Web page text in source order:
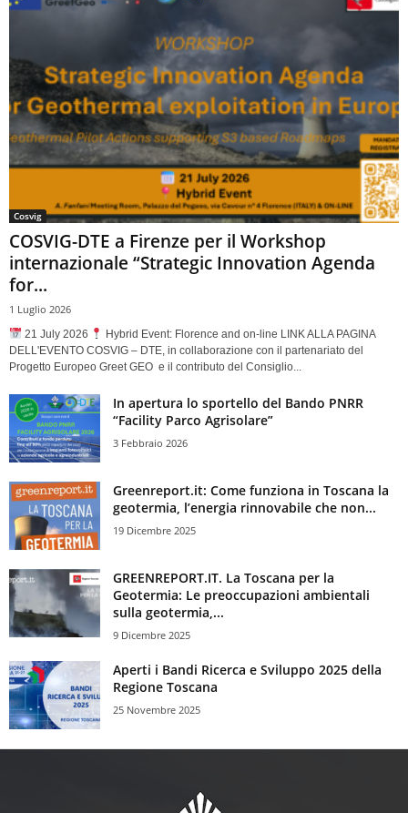
Cosvig
COSVIG-DTE a Firenze per il Workshop
internazionale “Strategic Innovation Agenda
for...
1 Luglio 2026
21 July 2026
Hybrid Event: Florence and on-line LINK ALLA PAGINA
DELL'EVENTO COSVIG – DTE, in collaborazione con il partenariato del
Progetto Europeo Greet GEO e il contributo del Consiglio...
In apertura lo sportello del Bando PNRR
“Facility Parco Agrisolare”
3 Febbraio 2026
Greenreport.it: Come funziona in Toscana la
geotermia, l’energia rinnovabile che non...
19 Dicembre 2025
GREENREPORT.IT. La Toscana per la
Geotermia: Le preoccupazioni ambientali
sulla geotermia,...
9 Dicembre 2025
Aperti i Bandi Ricerca e Sviluppo 2025 della
Regione Toscana
25 Novembre 2025